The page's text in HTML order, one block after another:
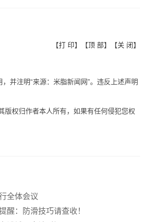
【打 印】【顶 部】【关 闭】
并注明“来源：米脂新闻网”。违反上述声明
版权归作者本人所有，如果有任何侵犯您权
全体会议
醒：防滑技巧请查收！